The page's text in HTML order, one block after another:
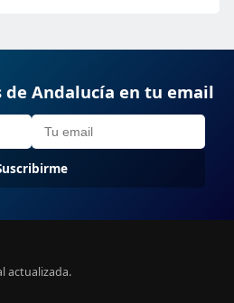
de Andalucía en tu email
actualizada.